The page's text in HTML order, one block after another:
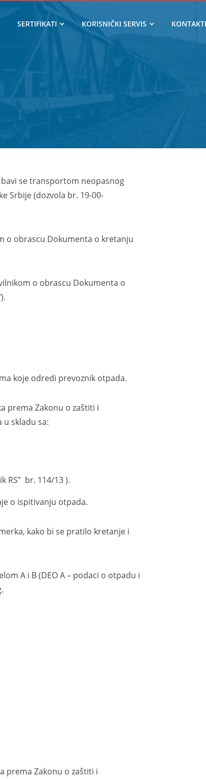
SERTIFIKATI KORISNIČKI SERVIS KONTAKTI
se transportom neopasnog
Srbije (dozvola br. 19-00-
obrascu Dokumenta o kretanju
o obrascu Dokumenta o
koje odredi prevoznik otpada.
Zakonu o zaštiti i
u skladu sa:
RS” br. 114/13 ).
o ispitivanju otpada.
kako bi se pratilo kretanje i
A i B (DEO A – podaci o otpadu i
Zakonu o zaštiti i